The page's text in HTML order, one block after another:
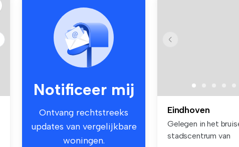
Notificeer mij
Ontvang rechtstreeks
updates van vergelijkbare
woningen.
Eindhoven
Gelegen in het
stadscentrum van